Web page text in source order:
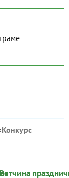
в телеграме
Конкурс